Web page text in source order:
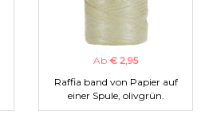
Ab € 2,95
Raffia band von Papier auf
einer Spule, olivgrün.